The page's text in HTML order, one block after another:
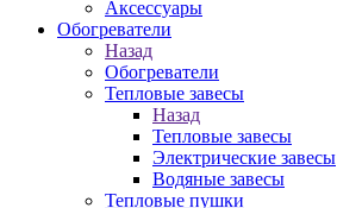
Аксессуары
Обогреватели
Назад
Обогреватели
Тепловые завесы
Назад
Тепловые завесы
Электрические завесы
Водяные завесы
Тепловые пушки